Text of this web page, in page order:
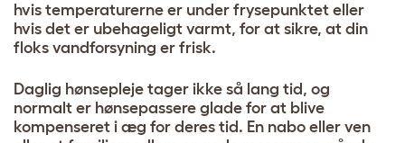
hvis temperaturerne er under frysepunktet eller
hvis det er ubehageligt varmt, for at sikre, at din
floks vandforsyning er frisk.
Daglig hønsepleje tager ikke så lang tid, og
normalt er hønsepassere glade for at blive
kompenseret i æg for deres tid. En nabo eller ven